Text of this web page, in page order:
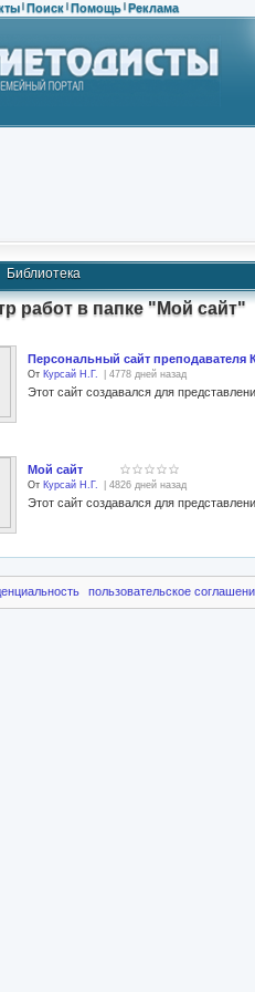
| Поиск | Помощь | Реклама
Библиотека
работ в папке "Мой сайт"
Персональный сайт преподавателя
От Курсай Н.Г. | 4778 дней назад
Мой сайт
От Курсай Н.Г. | 4826 дней назад
пользовательское